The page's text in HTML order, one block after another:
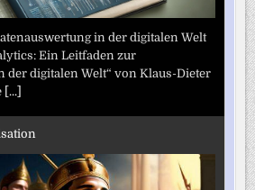
in der digitalen Welt
Ein Leitfaden zur
der digitalen Welt“ von Klaus-Dieter
[...]